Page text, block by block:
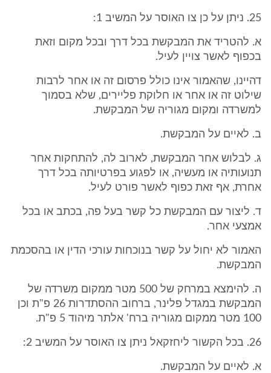
25. ניתן על כן צו האוסר על המשיב 1:
א. להטריד את המבקשת בכל דרך ובכל מקום וזאת
בכפוף לאשר צויין לעיל.
דהיינו, שהאמור אינו כולל פרסום זה או אחר לרבות
שילוט זה או אחר או חלוקת פליירים, שלא בסמוך
למשרדה ומקום מגוריה של המבקשת.
ב. לאיים על המבקשת.
ג. לבלוש אחר המבקשת, לארוב לה, להתחקות אחר
תנועותיה או מעשיה, או לפגוע בפרטיותה בכל דרך
אחרת, אף זאת כפוף לאשר פורט לעיל.
ד. ליצור עם המבקשת כל קשר בעל פה, בכתב או בכל
אמצעי אחר.
האמור לא יחול על קשר בנוכחות עורכי הדין או בהסכמת
המבקשת.
ה. להימצא במרחק של 500 מטר ממקום משרדה של
המבקשת במגדל פלינר, ברחוב ההסתדרות 26 פ"ת וכן
100 מטר ממקום מגוריה ברח' אלתר מיהוד 5 פ"ת.
26. בכל הקשור ליחזקאל ניתן צו האוסר על המשיב 2:
א. לאיים על המבקשת.